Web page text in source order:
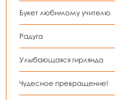
Букет любимому учителю
Радуга
Улыбающаяся гирлянда
Чудесное превращение!